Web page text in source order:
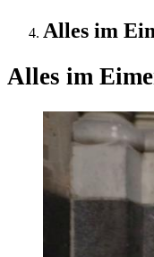
Alles im
Alles im